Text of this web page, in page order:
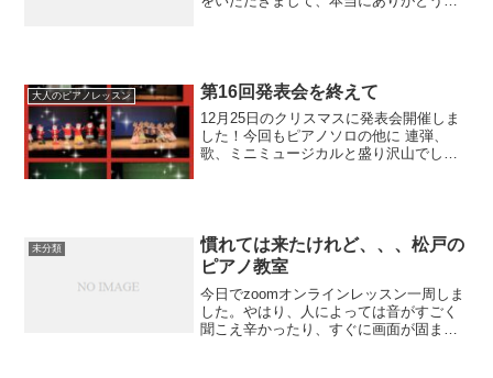
大人のピアノレッスン 第16回発表会を終えて
12月25日のクリスマスに発表会開催しま
した！今回もピアノソロの他に 連弾、
歌、ミニミュージカルと盛り沢山でし
未分類
慣れては来たけれど、、、松戸の
ピアノ教室
今日でzoomオンラインレッスン一周しま
した。やはり、人によっては音がすごく
聞こえ辛かったり、すぐに画面が固まっ